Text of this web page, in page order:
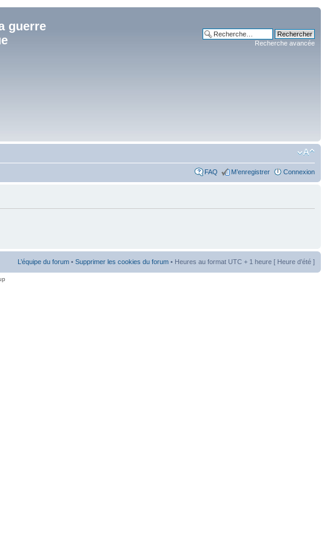
guerre
Recherche avancée
FAQ M’enregistrer Connexion
L’équipe du forum • Supprimer les cookies du forum • Heures au format UTC + 1 heure [ Heure d’été ]